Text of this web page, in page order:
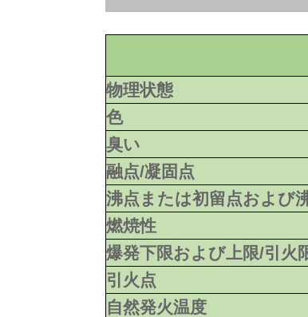
物理状態
色
臭い
融点/凝固点
沸点または初留点および
燃焼性
爆発下限および上限/引火
引火点
自然発火温度